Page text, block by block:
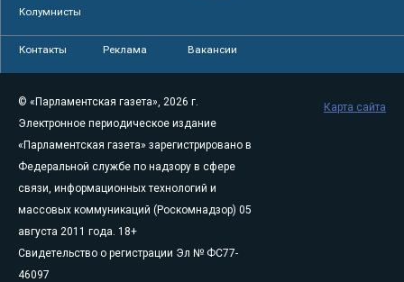
Колумнисты
Контакты Реклама Вакансии
© «Парламентская газета», 2026 г.
Электронное периодическое издание
«Парламентская газета» зарегистрировано в
Федеральной службе по надзору в сфере
связи, информационных технологий и
массовых коммуникаций (Роскомнадзор) 05
августа 2011 года. 18+
Свидетельство о регистрации Эл № ФС77-
46097
Карта сайта